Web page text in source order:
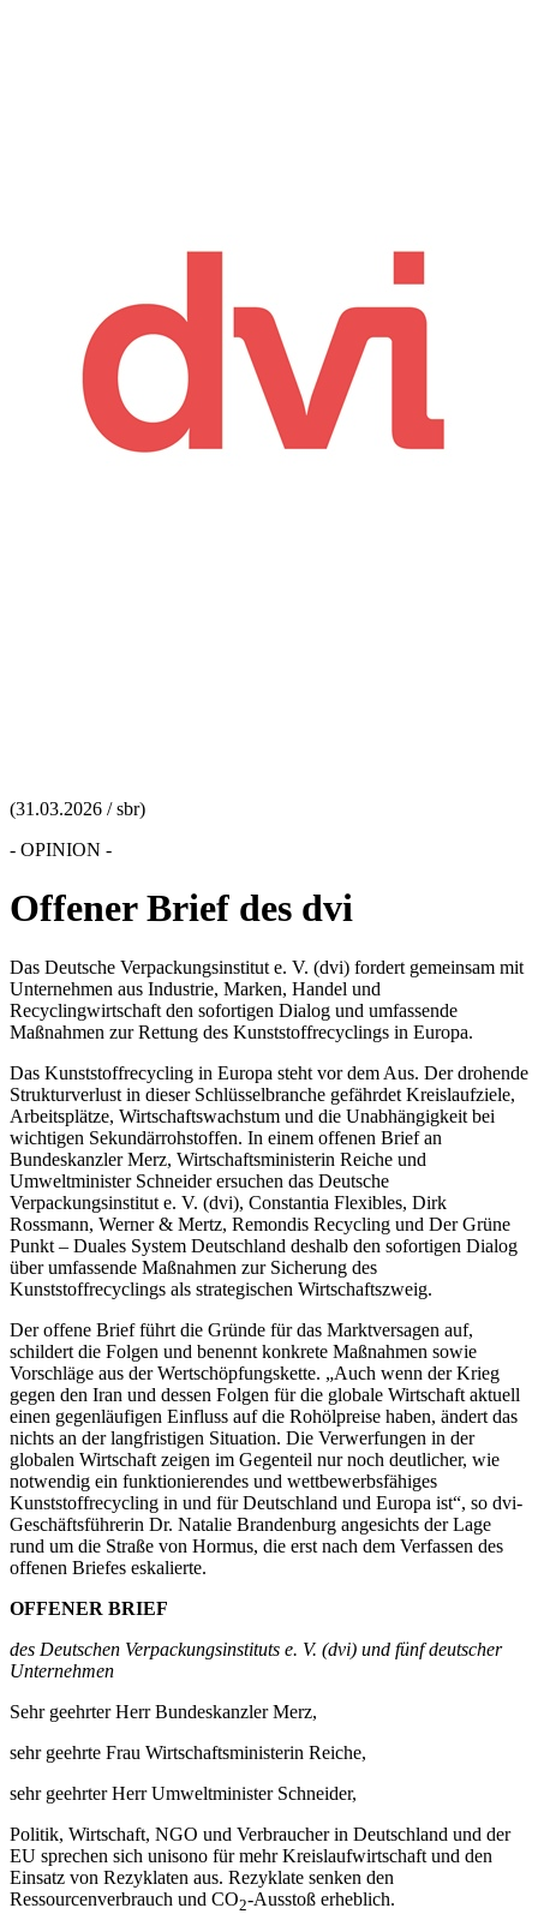
(31.03.2026 / sbr)
- OPINION -
Offener Brief des dvi
Das Deutsche Verpackungsinstitut e. V. (dvi) fordert gemeinsam mit
Unternehmen aus Industrie, Marken, Handel und
Recyclingwirtschaft den sofortigen Dialog und umfassende
Maßnahmen zur Rettung des Kunststoffrecyclings in Europa.
Das Kunststoffrecycling in Europa steht vor dem Aus. Der drohende
Strukturverlust in dieser Schlüsselbranche gefährdet Kreislaufziele,
Arbeitsplätze, Wirtschaftswachstum und die Unabhängigkeit bei
wichtigen Sekundärrohstoffen. In einem offenen Brief an
Bundeskanzler Merz, Wirtschaftsministerin Reiche und
Umweltminister Schneider ersuchen das Deutsche
Verpackungsinstitut e. V. (dvi), Constantia Flexibles, Dirk
Rossmann, Werner & Mertz, Remondis Recycling und Der Grüne
Punkt – Duales System Deutschland deshalb den sofortigen Dialog
über umfassende Maßnahmen zur Sicherung des
Kunststoffrecyclings als strategischen Wirtschaftszweig.
Der offene Brief führt die Gründe für das Marktversagen auf,
schildert die Folgen und benennt konkrete Maßnahmen sowie
Vorschläge aus der Wertschöpfungskette. „Auch wenn der Krieg
gegen den Iran und dessen Folgen für die globale Wirtschaft aktuell
einen gegenläufigen Einfluss auf die Rohölpreise haben, ändert das
nichts an der langfristigen Situation. Die Verwerfungen in der
globalen Wirtschaft zeigen im Gegenteil nur noch deutlicher, wie
notwendig ein funktionierendes und wettbewerbsfähiges
Kunststoffrecycling in und für Deutschland und Europa ist“, so dvi-
Geschäftsführerin Dr. Natalie Brandenburg angesichts der Lage
rund um die Straße von Hormus, die erst nach dem Verfassen des
offenen Briefes eskalierte.
OFFENER BRIEF
des Deutschen Verpackungsinstituts e. V. (dvi) und fünf deutscher
Unternehmen
Sehr geehrter Herr Bundeskanzler Merz,
sehr geehrte Frau Wirtschaftsministerin Reiche,
sehr geehrter Herr Umweltminister Schneider,
Politik, Wirtschaft, NGO und Verbraucher in Deutschland und der
EU sprechen sich unisono für mehr Kreislaufwirtschaft und den
Einsatz von Rezyklaten aus. Rezyklate senken den
Ressourcenverbrauch und CO2-Ausstoß erheblich.